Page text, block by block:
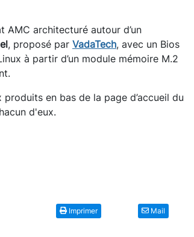
architecturé autour d’un
, proposé par VadaTech, avec un Bios
à partir d’un module mémoire M.2
en bas de la page d’accueil du
d'eux.
Imprimer Mail